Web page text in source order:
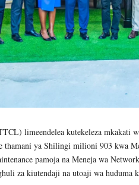
limeendelea kutekeleza mkakati
thamani ya Shilingi milioni 903 kwa
pamoja na Meneja wa
za kiutendaji na utoaji wa huduma